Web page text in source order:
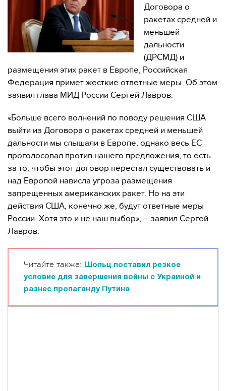
Договора о
ракетах средней и
меньшей
дальности
(ДРСМД) и
размещения этих ракет в Европе, Российская
Федерация примет жесткие ответные меры. Об этом
заявил глава МИД России Сергей Лавров.
«Больше всего волнений по поводу решения США
выйти из Договора о ракетах средней и меньшей
дальности мы слышали в Европе, однако весь ЕС
проголосовал против нашего предложения, то есть
за то, чтобы этот договор перестал существовать и
над Европой нависла угроза размещения
запрещенных американских ракет. Но на эти
действия США, конечно же, будут ответные меры
России. Хотя это и не наш выбор», – заявил Сергей
Лавров.
Читайте также:
Шольц поставил резкое
условие для завершения войны с Украиной и
разнес пропаганду Путина